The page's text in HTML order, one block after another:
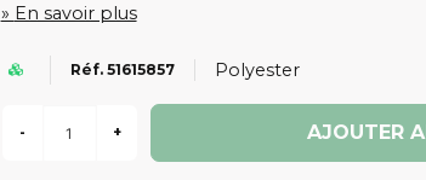
En savoir plus
Réf. 51615857 Polyester
- + AJOUTER